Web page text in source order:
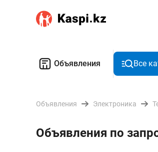
Объявления Все
Объявления Электроника
Объявления по